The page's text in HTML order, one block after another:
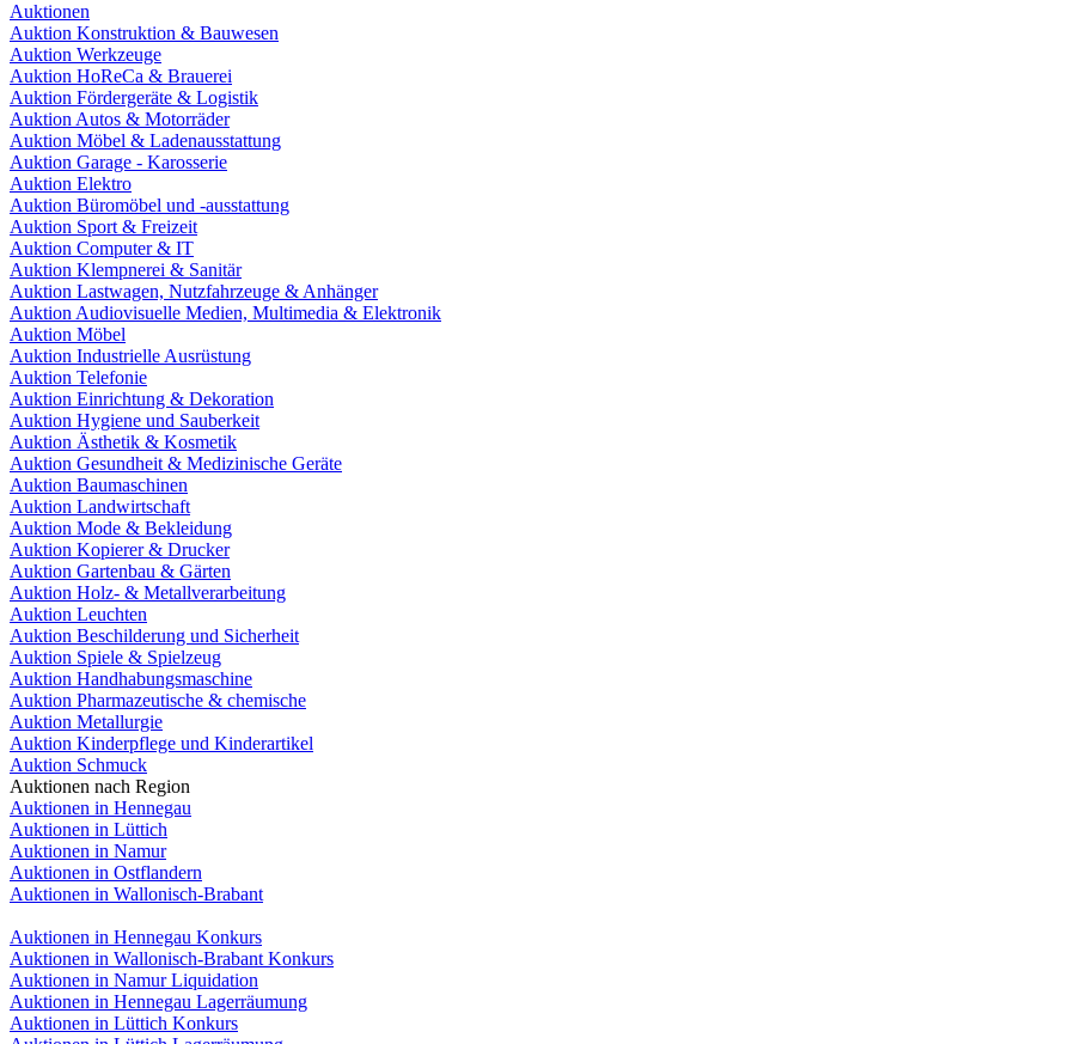
Auktionen
Auktion Konstruktion & Bauwesen
Auktion Werkzeuge
Auktion HoReCa & Brauerei
Auktion Fördergeräte & Logistik
Auktion Autos & Motorräder
Auktion Möbel & Ladenausstattung
Auktion Garage - Karosserie
Auktion Elektro
Auktion Büromöbel und -ausstattung
Auktion Sport & Freizeit
Auktion Computer & IT
Auktion Klempnerei & Sanitär
Auktion Lastwagen, Nutzfahrzeuge & Anhänger
Auktion Audiovisuelle Medien, Multimedia & Elektronik
Auktion Möbel
Auktion Industrielle Ausrüstung
Auktion Telefonie
Auktion Einrichtung & Dekoration
Auktion Hygiene und Sauberkeit
Auktion Ästhetik & Kosmetik
Auktion Gesundheit & Medizinische Geräte
Auktion Baumaschinen
Auktion Landwirtschaft
Auktion Mode & Bekleidung
Auktion Kopierer & Drucker
Auktion Gartenbau & Gärten
Auktion Holz- & Metallverarbeitung
Auktion Leuchten
Auktion Beschilderung und Sicherheit
Auktion Spiele & Spielzeug
Auktion Handhabungsmaschine
Auktion Pharmazeutische & chemische
Auktion Metallurgie
Auktion Kinderpflege und Kinderartikel
Auktion Schmuck
Auktionen nach Region
Auktionen in Hennegau
Auktionen in Lüttich
Auktionen in Namur
Auktionen in Ostflandern
Auktionen in Wallonisch-Brabant
Auktionen in Hennegau Konkurs
Auktionen in Wallonisch-Brabant Konkurs
Auktionen in Namur Liquidation
Auktionen in Hennegau Lagerräumung
Auktionen in Lüttich Konkurs